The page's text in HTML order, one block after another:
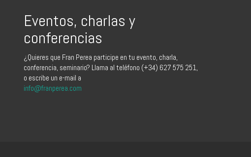
Eventos, charlas y
conferencias
¿Quieres que Fran Perea participe en tu evento, charla,
conferencia, seminario? Llama al teléfono (+34) 627 575 251,
o escribe un e-mail a
info@franperea.com